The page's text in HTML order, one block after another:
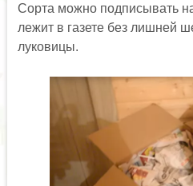
Сорта можно подписывать
лежит в газете без лишней
луковицы.